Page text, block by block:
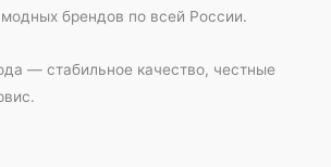
брендов по всей России.
— стабильное качество, честные